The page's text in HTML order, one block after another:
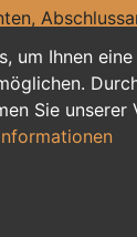
um Ihnen
Sie unserer
Nebenjobs
duale